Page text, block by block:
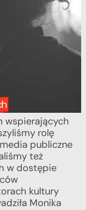
wspierających
rolę
publiczne
też
w dostępie
kultury
Monika